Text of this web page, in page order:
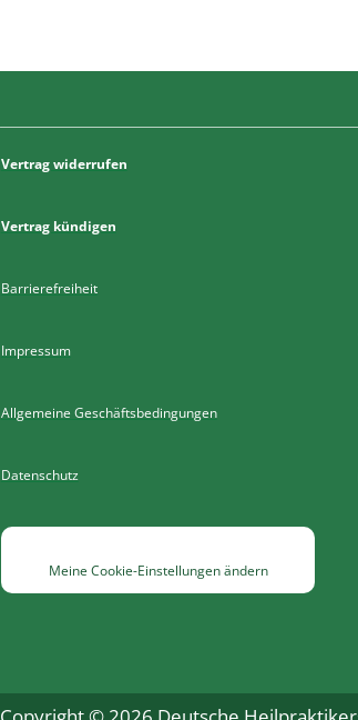
Vertrag widerrufen
Vertrag kündigen
Barrierefreiheit
Impressum
Allgemeine Geschäftsbedingungen
Datenschutz
Meine Cookie-Einstellungen ändern